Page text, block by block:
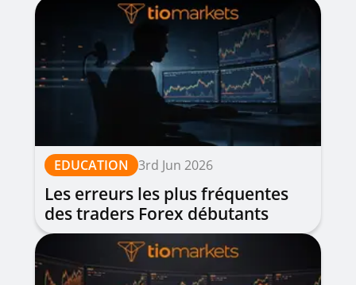
EDUCATION 3rd Jun 2026
Les erreurs les plus fréquentes
des traders Forex débutants